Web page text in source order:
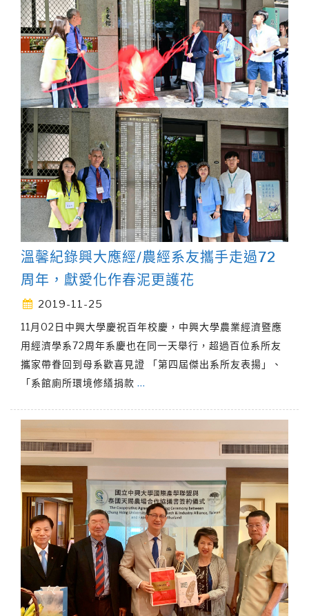
溫馨紀錄興大應經/農經系友攜手走過72
周年，獻愛化作春泥更護花
2019-11-25
11月02日中興大學慶祝百年校慶，中興大學農業經濟暨應
用經濟學系72周年系慶也在同一天舉行，超過百位系所友
攜家帶眷回到母系歡喜見證 「第四屆傑出系所友表揚」、
「系館廁所環境修繕捐款 …